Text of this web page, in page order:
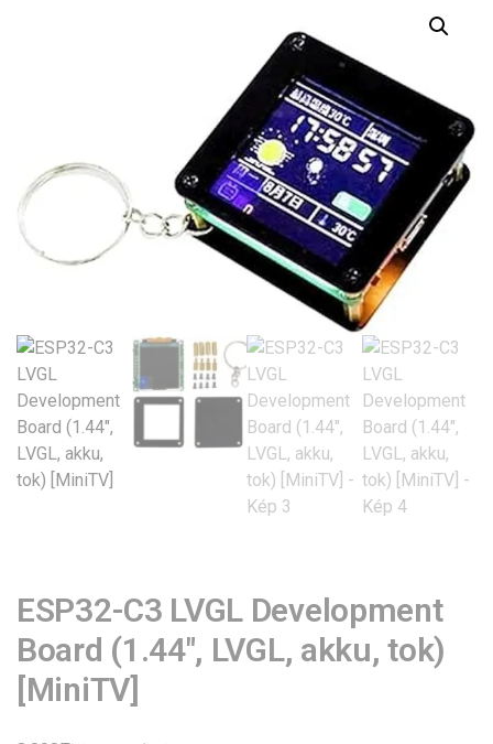
ESP32-C3 LVGL Development
Board (1.44″, LVGL, akku, tok)
[MiniTV]